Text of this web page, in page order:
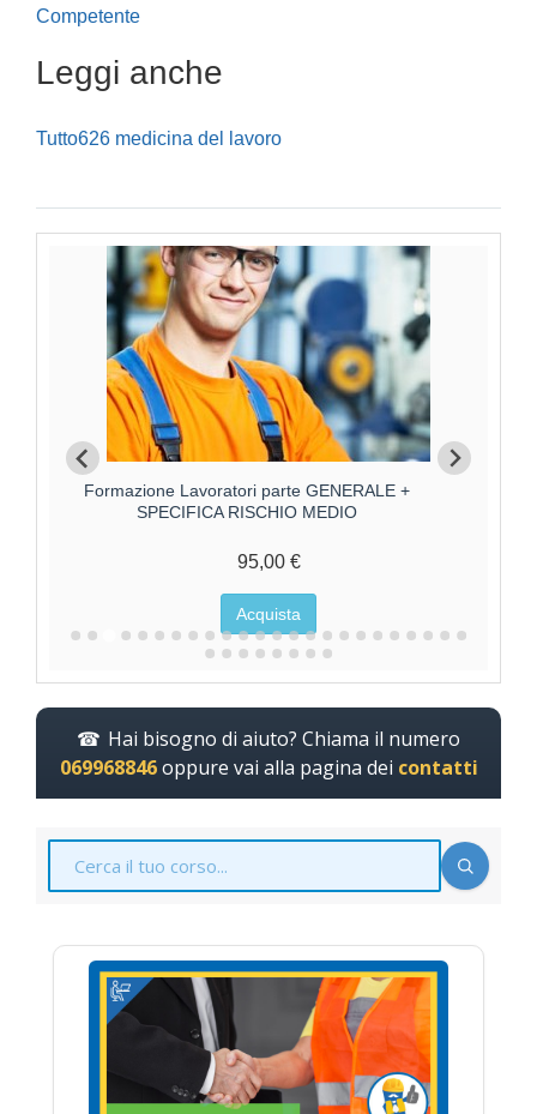
Competente
Leggi anche
Tutto626 medicina del lavoro
Formazione Lavoratori parte GENERALE +
SPECIFICA RISCHIO MEDIO
95,00 €
Acquista
Hai bisogno di aiuto? Chiama il numero
069968846oppure vai alla pagina dei contatti